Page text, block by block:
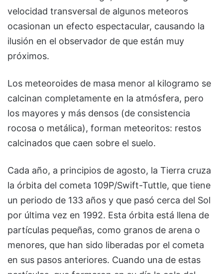
velocidad transversal de algunos meteoros
ocasionan un efecto espectacular, causando la
ilusión en el observador de que están muy
próximos.
Los meteoroides de masa menor al kilogramo se
calcinan completamente en la atmósfera, pero
los mayores y más densos (de consistencia
rocosa o metálica), forman meteoritos: restos
calcinados que caen sobre el suelo.
Cada año, a principios de agosto, la Tierra cruza
la órbita del cometa 109P/Swift-Tuttle, que tiene
un periodo de 133 años y que pasó cerca del Sol
por última vez en 1992. Esta órbita está llena de
partículas pequeñas, como granos de arena o
menores, que han sido liberadas por el cometa
en sus pasos anteriores. Cuando una de estas